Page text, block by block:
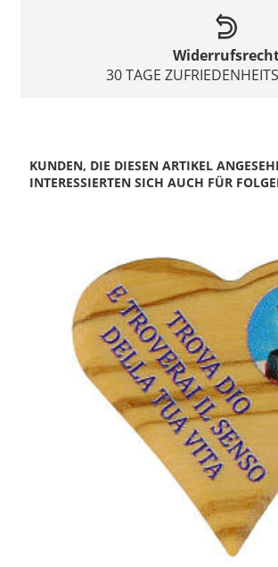
30 TAGE
KUNDEN, DIE DIESEN ARTIKEL
INTERESSIERTEN SICH AUCH FÜR